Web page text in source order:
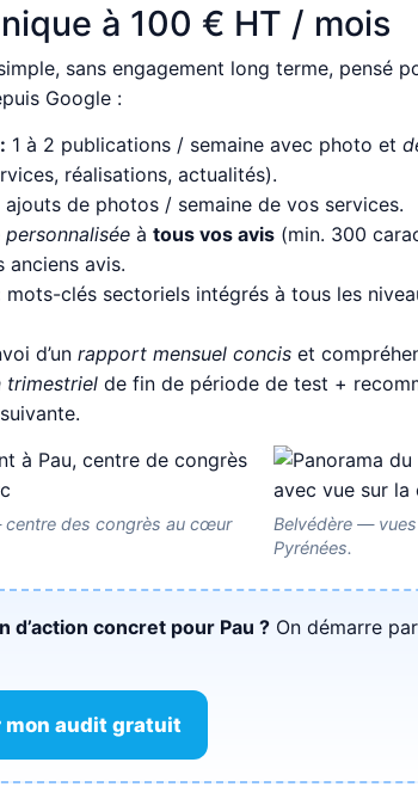
à 100 € HT / mois
sans engagement long terme, pensé
Google :
1 à 2 publications / semaine avec photo et
réalisations, actualités).
ajouts de photos / semaine de vos services.
personnalisée à tous vos avis (min. 300
anciens avis.
mots-clés sectoriels intégrés à tous les
d’un rapport mensuel concis et
trimestriel de fin de période de test +
centre des congrès au cœur
Belvédère —
Pyrénées.
d’action concret pour Pau ? On démarre
mon audit gratuit